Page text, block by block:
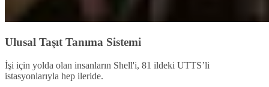
Ulusal Taşıt Tanıma Sistemi
İşi için yolda olan insanların Shell'i, 81 ildeki UTTS’li
istasyonlarıyla hep ileride.